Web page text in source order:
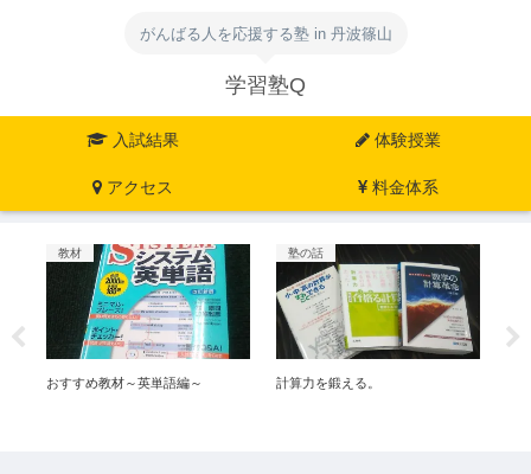
がんばる人を応援する塾 in 丹波篠山
学習塾Q
入試結果 体験授業
アクセス 料金体系
教材
おすすめ教材～英単語編～
塾の話
計算力を鍛える。